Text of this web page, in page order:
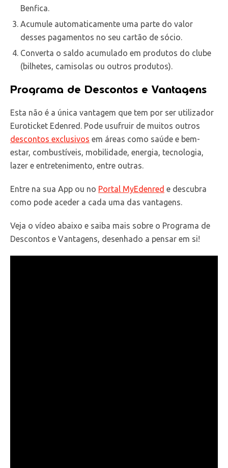
Benfica.
Acumule automaticamente uma parte do valor
desses pagamentos no seu cartão de sócio.
Converta o saldo acumulado em produtos do clube
(bilhetes, camisolas ou outros produtos).
Programa de Descontos e Vantagens
Esta não é a única vantagem que tem por ser utilizador
Euroticket Edenred. Pode usufruir de muitos outros
descontos exclusivos em áreas como saúde e bem-
estar, combustíveis, mobilidade, energia, tecnologia,
lazer e entretenimento, entre outras.
Entre na sua App ou no Portal MyEdenred e descubra
como pode aceder a cada uma das vantagens.
Veja o vídeo abaixo e saiba mais sobre o Programa de
Descontos e Vantagens, desenhado a pensar em si!